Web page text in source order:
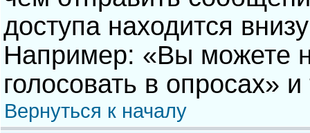
доступа находится
Например: «Вы можете
голосовать в опросах» и
Вернуться к началу